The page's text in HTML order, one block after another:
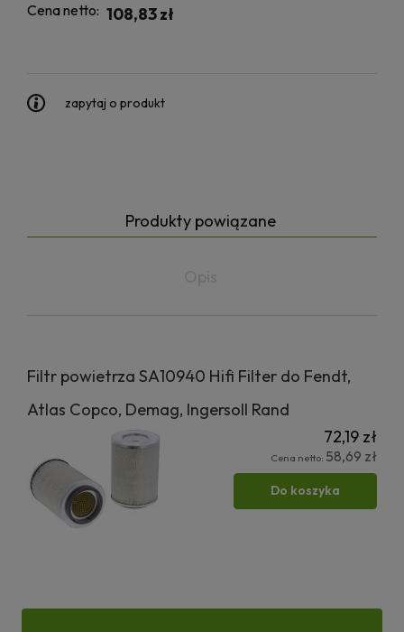
Cena netto: 108,83 zł
zapytaj o produkt
Produkty powiązane
Filtr powietrza SA10940 Hifi Filter do Fendt,
Atlas Copco, Demag, Ingersoll Rand
72,19 zł
Cena netto: 58,69 zł
Do koszyka